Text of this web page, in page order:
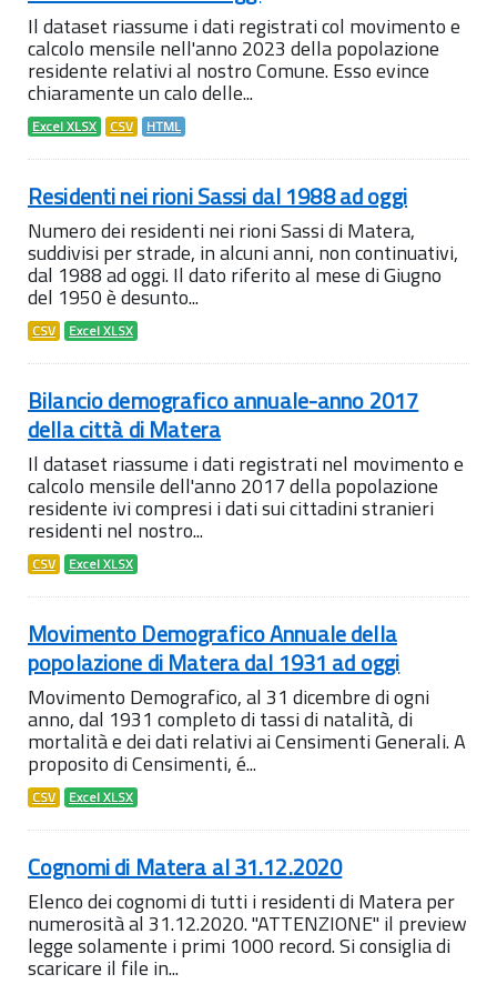
Il dataset riassume i dati registrati col movimento e
calcolo mensile nell'anno 2023 della popolazione
residente relativi al nostro Comune. Esso evince
chiaramente un calo delle...
Excel XLSX CSV HTML
Residenti nei rioni Sassi dal 1988 ad oggi
Numero dei residenti nei rioni Sassi di Matera,
suddivisi per strade, in alcuni anni, non continuativi,
dal 1988 ad oggi. Il dato riferito al mese di Giugno
del 1950 è desunto...
CSV Excel XLSX
Bilancio demografico annuale-anno 2017
della città di Matera
Il dataset riassume i dati registrati nel movimento e
calcolo mensile dell'anno 2017 della popolazione
residente ivi compresi i dati sui cittadini stranieri
residenti nel nostro...
CSV Excel XLSX
Movimento Demografico Annuale della
popolazione di Matera dal 1931 ad oggi
Movimento Demografico, al 31 dicembre di ogni
anno, dal 1931 completo di tassi di natalità, di
mortalità e dei dati relativi ai Censimenti Generali. A
proposito di Censimenti, é...
CSV Excel XLSX
Cognomi di Matera al 31.12.2020
Elenco dei cognomi di tutti i residenti di Matera per
numerosità al 31.12.2020. "ATTENZIONE" il preview
legge solamente i primi 1000 record. Si consiglia di
scaricare il file in...